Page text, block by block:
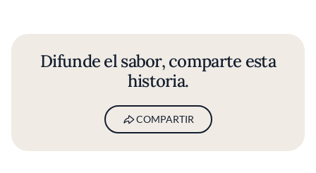
Difunde el sabor, comparte esta
historia.
COMPARTIR